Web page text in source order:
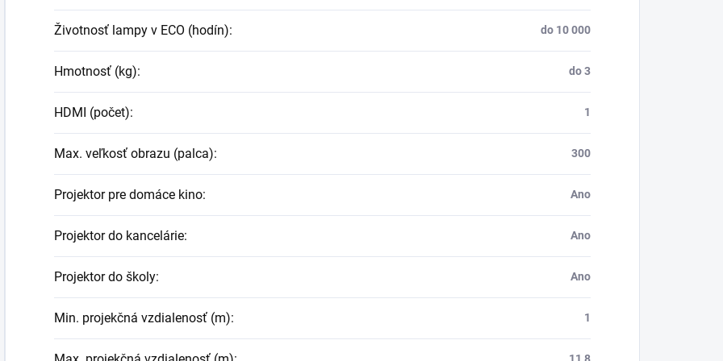
Životnosť lampy v ECO (hodín): do 10 000
Hmotnosť (kg): do 3
HDMI (počet): 1
Max. veľkosť obrazu (palca): 300
Projektor pre domáce kino: Ano
Projektor do kancelárie: Ano
Projektor do školy: Ano
Min. projekčná vzdialenosť (m): 1